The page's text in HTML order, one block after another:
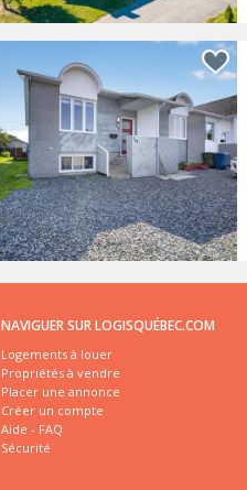
NAVIGUER SUR LOGISQUÉBEC.COM
Logements à louer
Propriétés à vendre
Placer une annonce
Créer un compte
Aide - FAQ
Sécurité